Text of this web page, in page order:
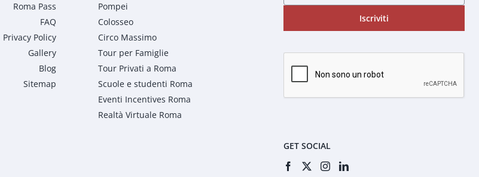
Roma Pass
FAQ
Privacy Policy
Gallery
Blog
Sitemap
Pompei
Colosseo
Circo Massimo
Tour per Famiglie
Tour Privati a Roma
Scuole e studenti Roma
Eventi Incentives Roma
Realtà Virtuale Roma
Iscriviti
GET SOCIAL